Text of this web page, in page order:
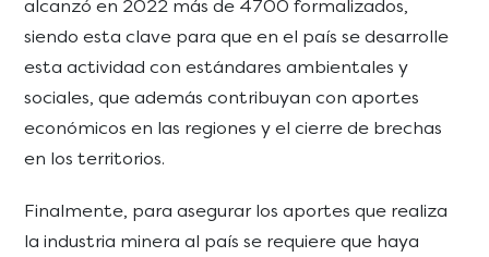
alcanzó en 2022 más de 4700 formalizados,
siendo esta clave para que en el país se desarrolle
esta actividad con estándares ambientales y
sociales, que además contribuyan con aportes
económicos en las regiones y el cierre de brechas
en los territorios.
Finalmente, para asegurar los aportes que realiza
la industria minera al país se requiere que haya